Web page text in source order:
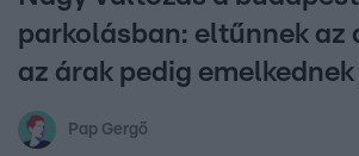
parkolásban: eltűnnek az
az árak pedig
Pap Gergő